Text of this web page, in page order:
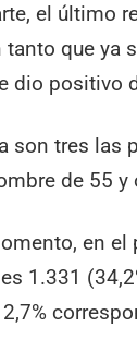
el último
tanto que ya
dio positivo
son tres las
de 55 y
en
1.331